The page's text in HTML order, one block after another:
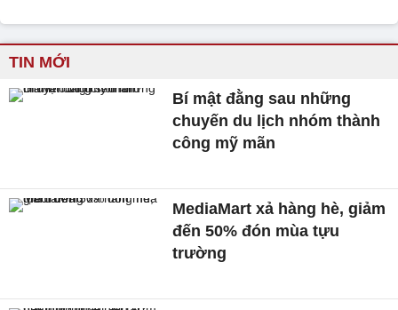
TIN MỚI
Bí mật đằng sau những
chuyến du lịch nhóm thành
công mỹ mãn
MediaMart xả hàng hè, giảm
đến 50% đón mùa tựu
trường